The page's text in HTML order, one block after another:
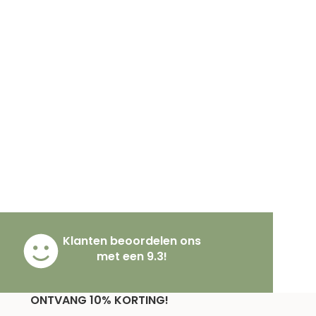
Klanten beoordelen ons
met een 9.3!
ONTVANG 10% KORTING!